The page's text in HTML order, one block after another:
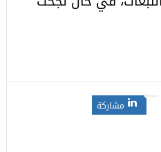
مشاركة